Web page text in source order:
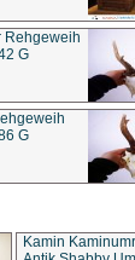
Rehgeweih
G
G
Kamin